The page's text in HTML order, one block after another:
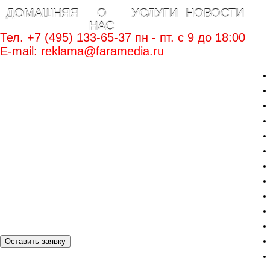
ДОМАШНЯЯ
О
НАС
УСЛУГИ
НОВОСТИ
Тел. +7 (495) 133-65-37 пн - пт. c 9 до 18:00
E-mail: reklama@faramedia.ru
Оставить заявку